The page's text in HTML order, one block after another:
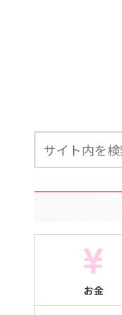
お金